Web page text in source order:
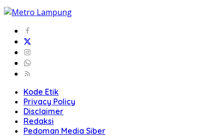
Kode Etik
Privacy Policy
Disclaimer
Redaksi
Pedoman Media Siber